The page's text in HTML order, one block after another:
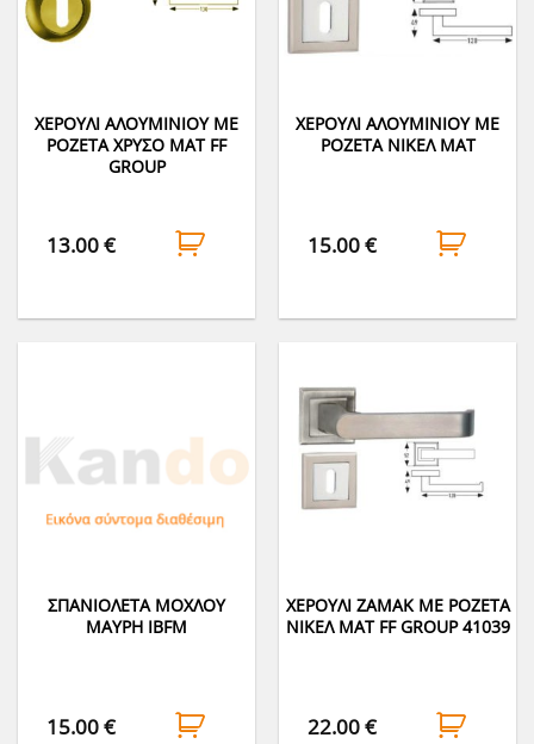
ΧΕΡΟΥΛΙ ΑΛΟΥΜΙΝΙΟΥ ΜΕ
ΡΟΖΕΤΑ ΧΡΥΣΟ ΜΑΤ FF
GROUP
13.00€
ΧΕΡΟΥΛΙ ΑΛΟΥΜΙΝΙΟΥ ΜΕ
ΡΟΖΕΤΑ ΝΙΚΕΛ ΜΑΤ
15.00€
ΣΠΑΝΙΟΛΕΤΑ ΜΟΧΛΟΥ
ΜΑΥΡΗ IBFM
15.00€
ΧΕΡΟΥΛΙ ΖΑΜΑΚ ΜΕ ΡΟΖΕΤΑ
ΝΙΚΕΛ ΜΑΤ FF GROUP 41039
22.00€